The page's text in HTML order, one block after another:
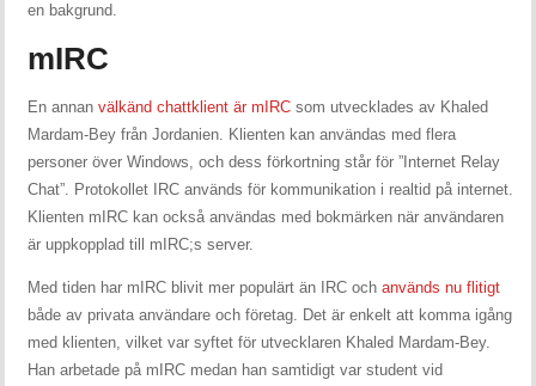
en bakgrund.
mIRC
En annanvälkänd chattklient är mIRC som utvecklades av Khaled
Mardam-Bey från Jordanien. Klienten kan användas med flera
personer över Windows, och dess förkortning står för ”Internet Relay
Chat”. Protokollet IRC används för kommunikation i realtid på internet.
Klienten mIRC kan också användas med bokmärken när användaren
är uppkopplad till mIRC;s server.
Med tiden har mIRC blivit mer populärt än IRC ochanvänds nu flitigt
både av privata användare och företag. Det är enkelt att komma igång
med klienten, vilket var syftet för utvecklaren Khaled Mardam-Bey.
Han arbetade på mIRC medan han samtidigt var student vid